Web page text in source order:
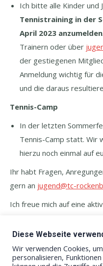
Ich bitte alle Kinder und
Tennistraining in der
April 2023 anzumelden
Trainern oder über
der gestiegenen
Anmeldung wichtig für
und die daraus
Tennis-Camp
In der letzten
Tennis-Camp statt. Wir
hierzu noch einmal auf
Ihr habt Fragen,
gern an jugend@tc-
Ich freue mich auf eine
Eure Jugendwartin
Kristin Unglaube
Diese Webseite
Wir verwenden Cookies,
personalisieren,